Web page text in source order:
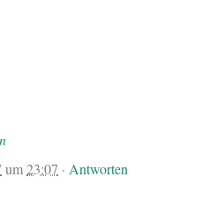
um23:07 · Antworten